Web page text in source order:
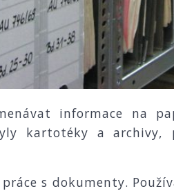
informace na
kartotéky a archivy,
s dokumenty.